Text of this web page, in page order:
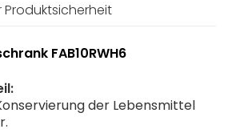
FAB10RWH6
der Lebensmittel